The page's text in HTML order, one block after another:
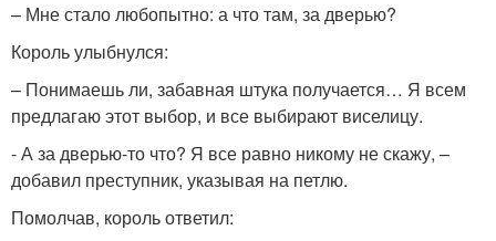
– Мне стало любопытно: а что там, за дверью?
Король улыбнулся:
– Понимаешь ли, забавная штука получается… Я всем
предлагаю этот выбор, и все выбирают виселицу.
- А за дверью-то что? Я все равно никому не скажу, –
добавил преступник, указывая на петлю.
Помолчав, король ответил: